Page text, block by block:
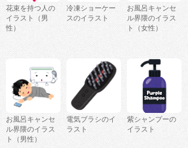
花束を持つ人の
イラスト（男
性）
冷凍ショーケー
スのイラスト
お風呂キャンセ
ル界隈のイラス
ト（女性）
お風呂キャンセ
ル界隈のイラス
ト（男性）
電気ブラシのイ
ラスト
紫シャンプーの
イラスト